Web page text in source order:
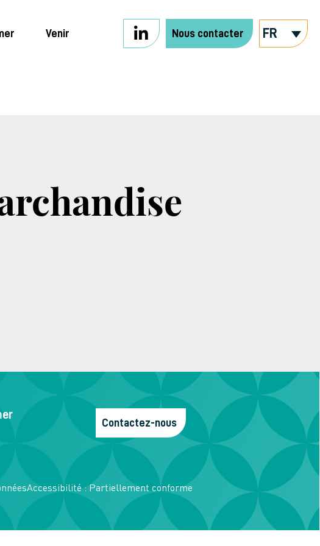
Venir Nous contacter FR
Contactez-nous
Accessibilité : Partiellement conforme